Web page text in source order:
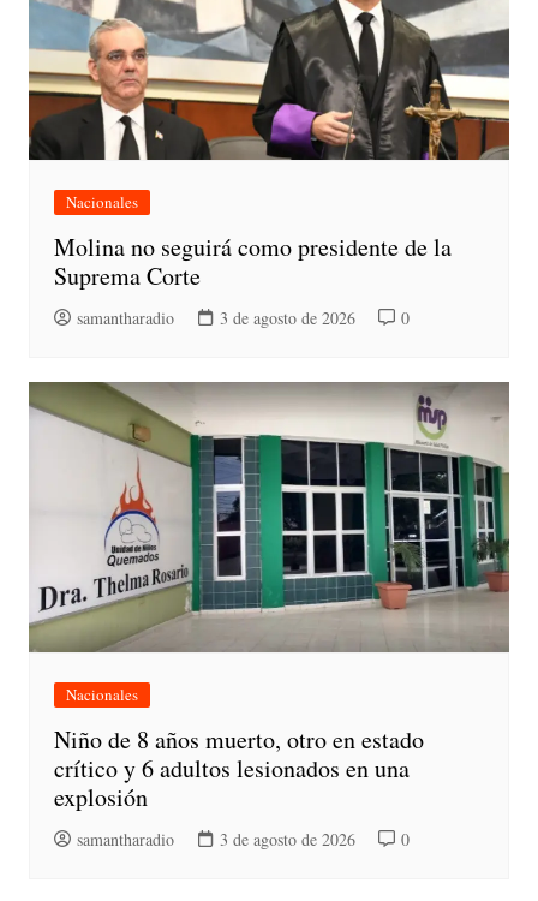
Nacionales
Molina no seguirá como presidente de la
Suprema Corte
samantharadio 3 de agosto de 2026 0
Nacionales
Niño de 8 años muerto, otro en estado
crítico y 6 adultos lesionados en una
explosión
samantharadio 3 de agosto de 2026 0